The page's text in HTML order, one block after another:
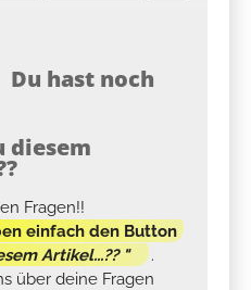
Du hast noch
diesem
Fragen!!
einfach den Button
Artikel...?? "
.
über deine Fragen